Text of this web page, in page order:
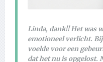
Linda, dank!! Het was
emotioneel verlicht.
voelde voor een
dat het nu is opgelost.